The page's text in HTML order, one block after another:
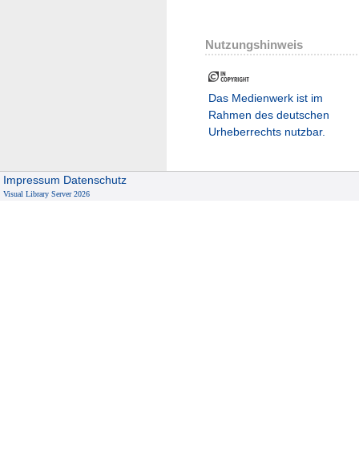
Nutzungshinweis
Das Medienwerk ist im
Rahmen des deutschen
Urheberrechts nutzbar.
Impressum Datenschutz
Visual Library Server 2026